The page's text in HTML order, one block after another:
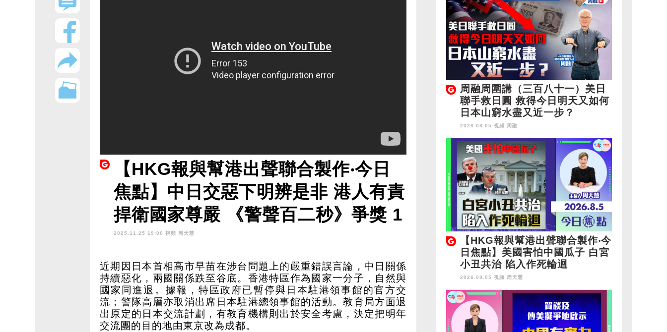
【HKG報與幫港出聲聯合製作‧今日
焦點】中日交惡下明辨是非 港人有責
捍衛國家尊嚴 《警聲百二秒》爭獎 1
2.28截止投票
2025.11.25 19:00 視頻 周天慧
近期因日本首相高市早苗在涉台問題上的嚴重錯誤言論，中日關係
持續惡化，兩國關係跌至谷底。香港特區作為國家一分子，自然與
國家同進退。據報，特區政府已暫停與日本駐港領事館的官方交
流；警隊高層亦取消出席日本駐港總領事館的活動。教育局方面退
出原定的日本交流計劃，有教育機構則出於安全考慮，決定把明年
交流團的目的地由東京改為成都。
周融周圍講（三百八十一）美日
聯手救日圓 救得今日明天又如何
日本山窮水盡又近一步？
2026.08.05 視頻 周融
【HKG報與幫港出聲聯合製作‧今
日焦點】美國害怕中國瓜子 白宮
小丑共治 陷入作死輪迴
2026.08.05 視頻 周天慧